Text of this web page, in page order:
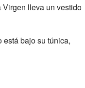
Virgen lleva un vestido
bajo su túnica,